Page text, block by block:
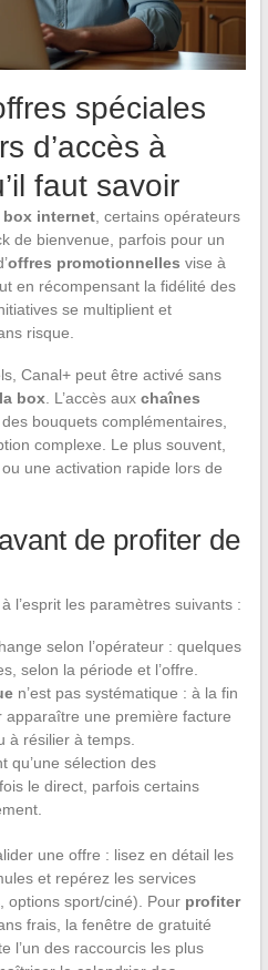
spéciales
d’accès à
faut savoir
box internet, certains opérateurs
de bienvenue, parfois pour un
offres promotionnelles vise à
en récompensant la fidélité des
se multiplient et
risque.
Canal+ peut être activé sans
box. L’accès aux chaînes
bouquets complémentaires,
complexe. Le plus souvent,
une activation rapide lors de
de profiter de
l’esprit les paramètres suivants :
selon l’opérateur : quelques
selon la période et l’offre.
n’est pas systématique : à la fin
apparaître une première facture
à résilier à temps.
qu’une sélection des
le direct, parfois certains
une offre : lisez en détail les
et repérez les services
options sport/ciné). Pour profiter
frais, la fenêtre de gratuité
l’un des raccourcis les plus